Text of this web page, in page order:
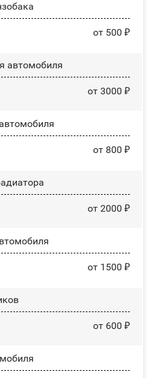
от 500 ₽
автомобиля
от 3000 ₽
от 800 ₽
от 2000 ₽
от 1500 ₽
от 600 ₽